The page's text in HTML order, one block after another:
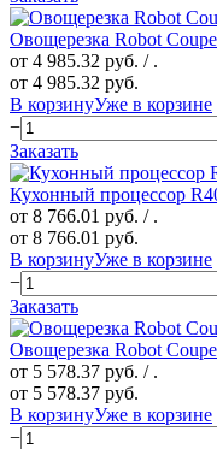
Овощерезка Robot
от 4 985.32 руб. / .
от 4 985.32 руб.
В корзинуУже в корзине
−
Заказать
Кухонный процессор
от 8 766.01 руб. / .
от 8 766.01 руб.
В корзинуУже в корзине
−
Заказать
Овощерезка Robot
от 5 578.37 руб. / .
от 5 578.37 руб.
В корзинуУже в корзине
−